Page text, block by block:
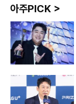
아주PICK >